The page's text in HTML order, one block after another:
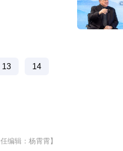
13 14
任编辑：杨霄霄】